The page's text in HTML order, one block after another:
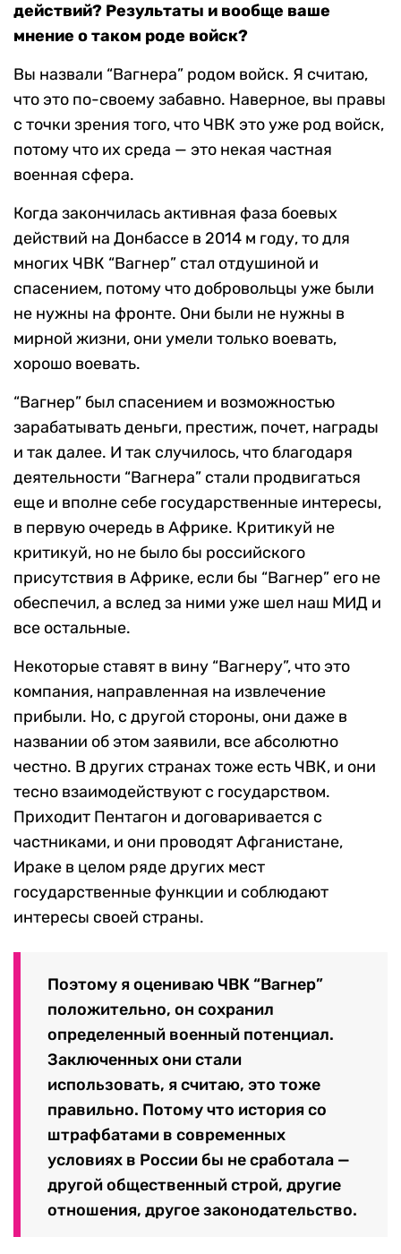
действий? Результаты и вообще ваше
мнение о таком роде войск?
Вы назвали “Вагнера” родом войск. Я считаю,
что это по-своему забавно. Наверное, вы правы
с точки зрения того, что ЧВК это уже род войск,
потому что их среда — это некая частная
военная сфера.
Когда закончилась активная фаза боевых
действий на Донбассе в 2014 м году, то для
многих ЧВК “Вагнер” стал отдушиной и
спасением, потому что добровольцы уже были
не нужны на фронте. Они были не нужны в
мирной жизни, они умели только воевать,
хорошо воевать.
“Вагнер” был спасением и возможностью
зарабатывать деньги, престиж, почет, награды
и так далее. И так случилось, что благодаря
деятельности “Вагнера” стали продвигаться
еще и вполне себе государственные интересы,
в первую очередь в Африке. Критикуй не
критикуй, но не было бы российского
присутствия в Африке, если бы “Вагнер” его не
обеспечил, а вслед за ними уже шел наш МИД и
все остальные.
Некоторые ставят в вину “Вагнеру”, что это
компания, направленная на извлечение
прибыли. Но, с другой стороны, они даже в
названии об этом заявили, все абсолютно
честно. В других странах тоже есть ЧВК, и они
тесно взаимодействуют с государством.
Приходит Пентагон и договаривается с
частниками, и они проводят Афганистане,
Ираке в целом ряде других мест
государственные функции и соблюдают
интересы своей страны.
Поэтому я оцениваю ЧВК “Вагнер”
положительно, он сохранил
определенный военный потенциал.
Заключенных они стали
использовать, я считаю, это тоже
правильно. Потому что история со
штрафбатами в современных
условиях в России бы не сработала —
другой общественный строй, другие
отношения, другое законодательство.